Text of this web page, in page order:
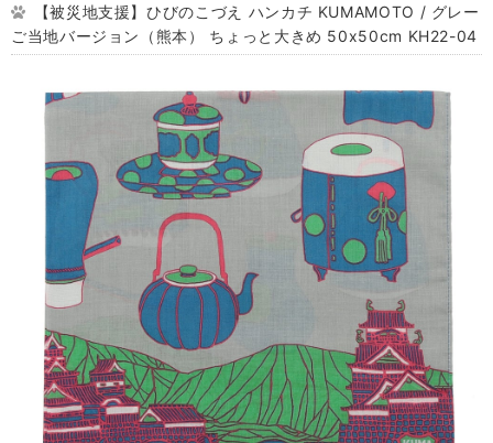
【被災地支援】ひびのこづえ ハンカチ KUMAMOTO / グレー
ご当地バージョン（熊本） ちょっと大きめ 50x50cm KH22-04